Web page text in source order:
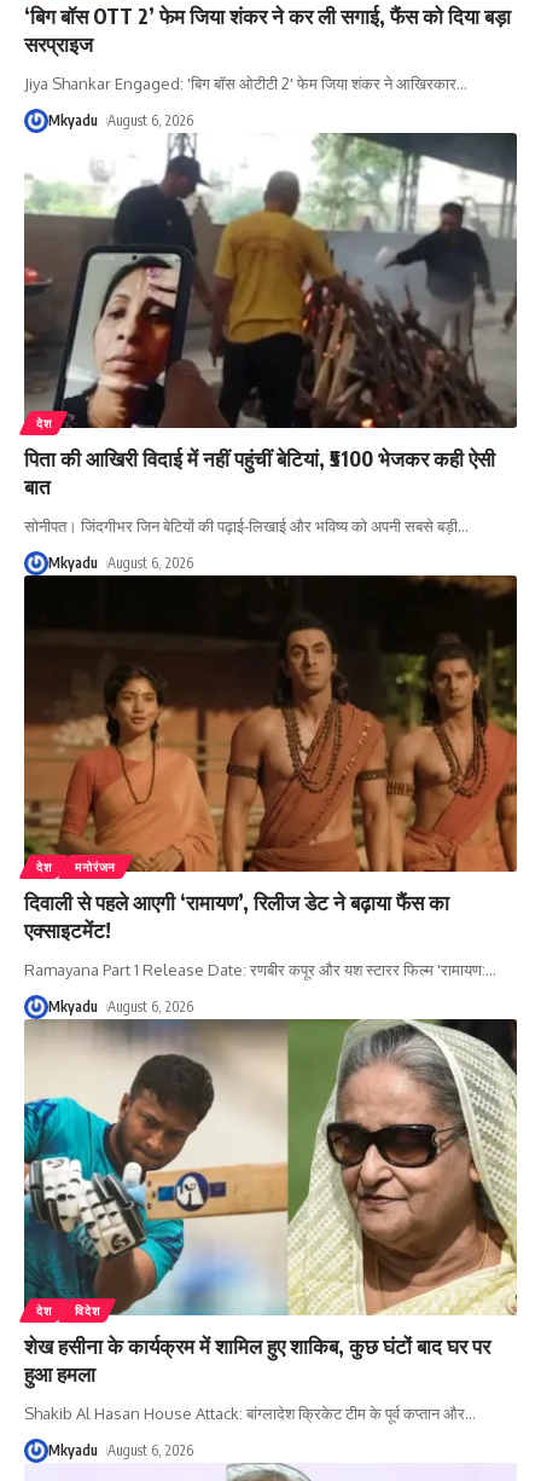
‘बिग बॉस OTT 2’ फेम जिया शंकर ने कर ली सगाई, फैंस को दिया बड़ा
सरप्राइज
Jiya Shankar Engaged: 'बिग बॉस ओटीटी 2' फेम जिया शंकर ने आखिरकार…
Mkyadu August 6, 2026
देश
पिता की आखिरी विदाई में नहीं पहुंचीं बेटियां, ₹5100 भेजकर कही ऐसी
बात
सोनीपत। जिंदगीभर जिन बेटियों की पढ़ाई-लिखाई और भविष्य को अपनी सबसे बड़ी…
Mkyadu August 6, 2026
देश मनोरंजन
दिवाली से पहले आएगी ‘रामायण’, रिलीज डेट ने बढ़ाया फैंस का
एक्साइटमेंट!
Ramayana Part 1 Release Date: रणबीर कपूर और यश स्टारर फिल्म 'रामायण:…
Mkyadu August 6, 2026
देश विदेश
शेख हसीना के कार्यक्रम में शामिल हुए शाकिब, कुछ घंटों बाद घर पर
हुआ हमला
Shakib Al Hasan House Attack: बांग्लादेश क्रिकेट टीम के पूर्व कप्तान और…
Mkyadu August 6, 2026